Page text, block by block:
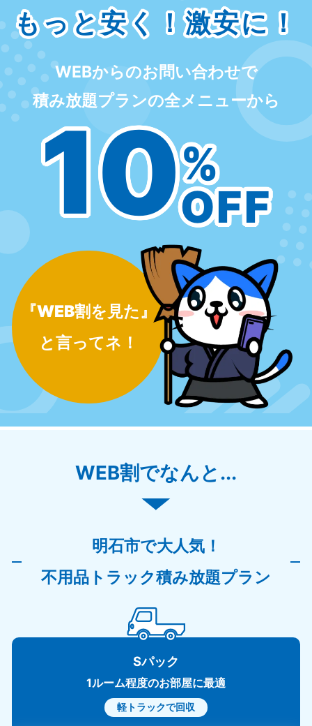
もっと安く！激安に！
WEBからのお問い合わせで
積み放題プランの全メニューから
10%
OFF
『WEB割を見た』
と言ってネ！
WEB割でなんと...
明石市で大人気！
不用品トラック積み放題プラン
Sパック
1ルーム程度のお部屋に最適
軽トラックで回収